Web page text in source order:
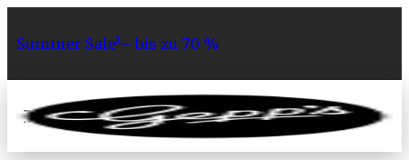
Summer Sale¹– bis zu 70 %
0